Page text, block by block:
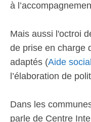
à
Mais aussi l'octroi
de prise en charge
adaptés (Aide
l’élaboration de
Dans les
parle de Centre